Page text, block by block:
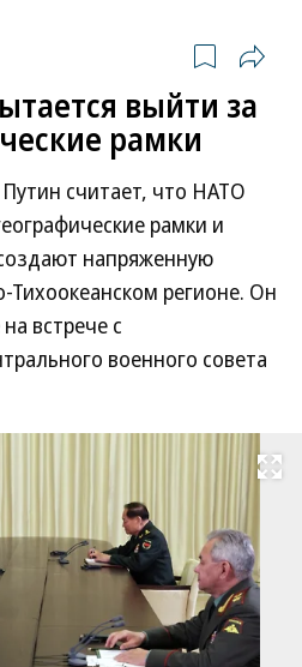
выйти за
рамки
считает, что НАТО
рамки и
напряженную
Тихоокеанском регионе. Он
встрече с
военного совета
Развернуть